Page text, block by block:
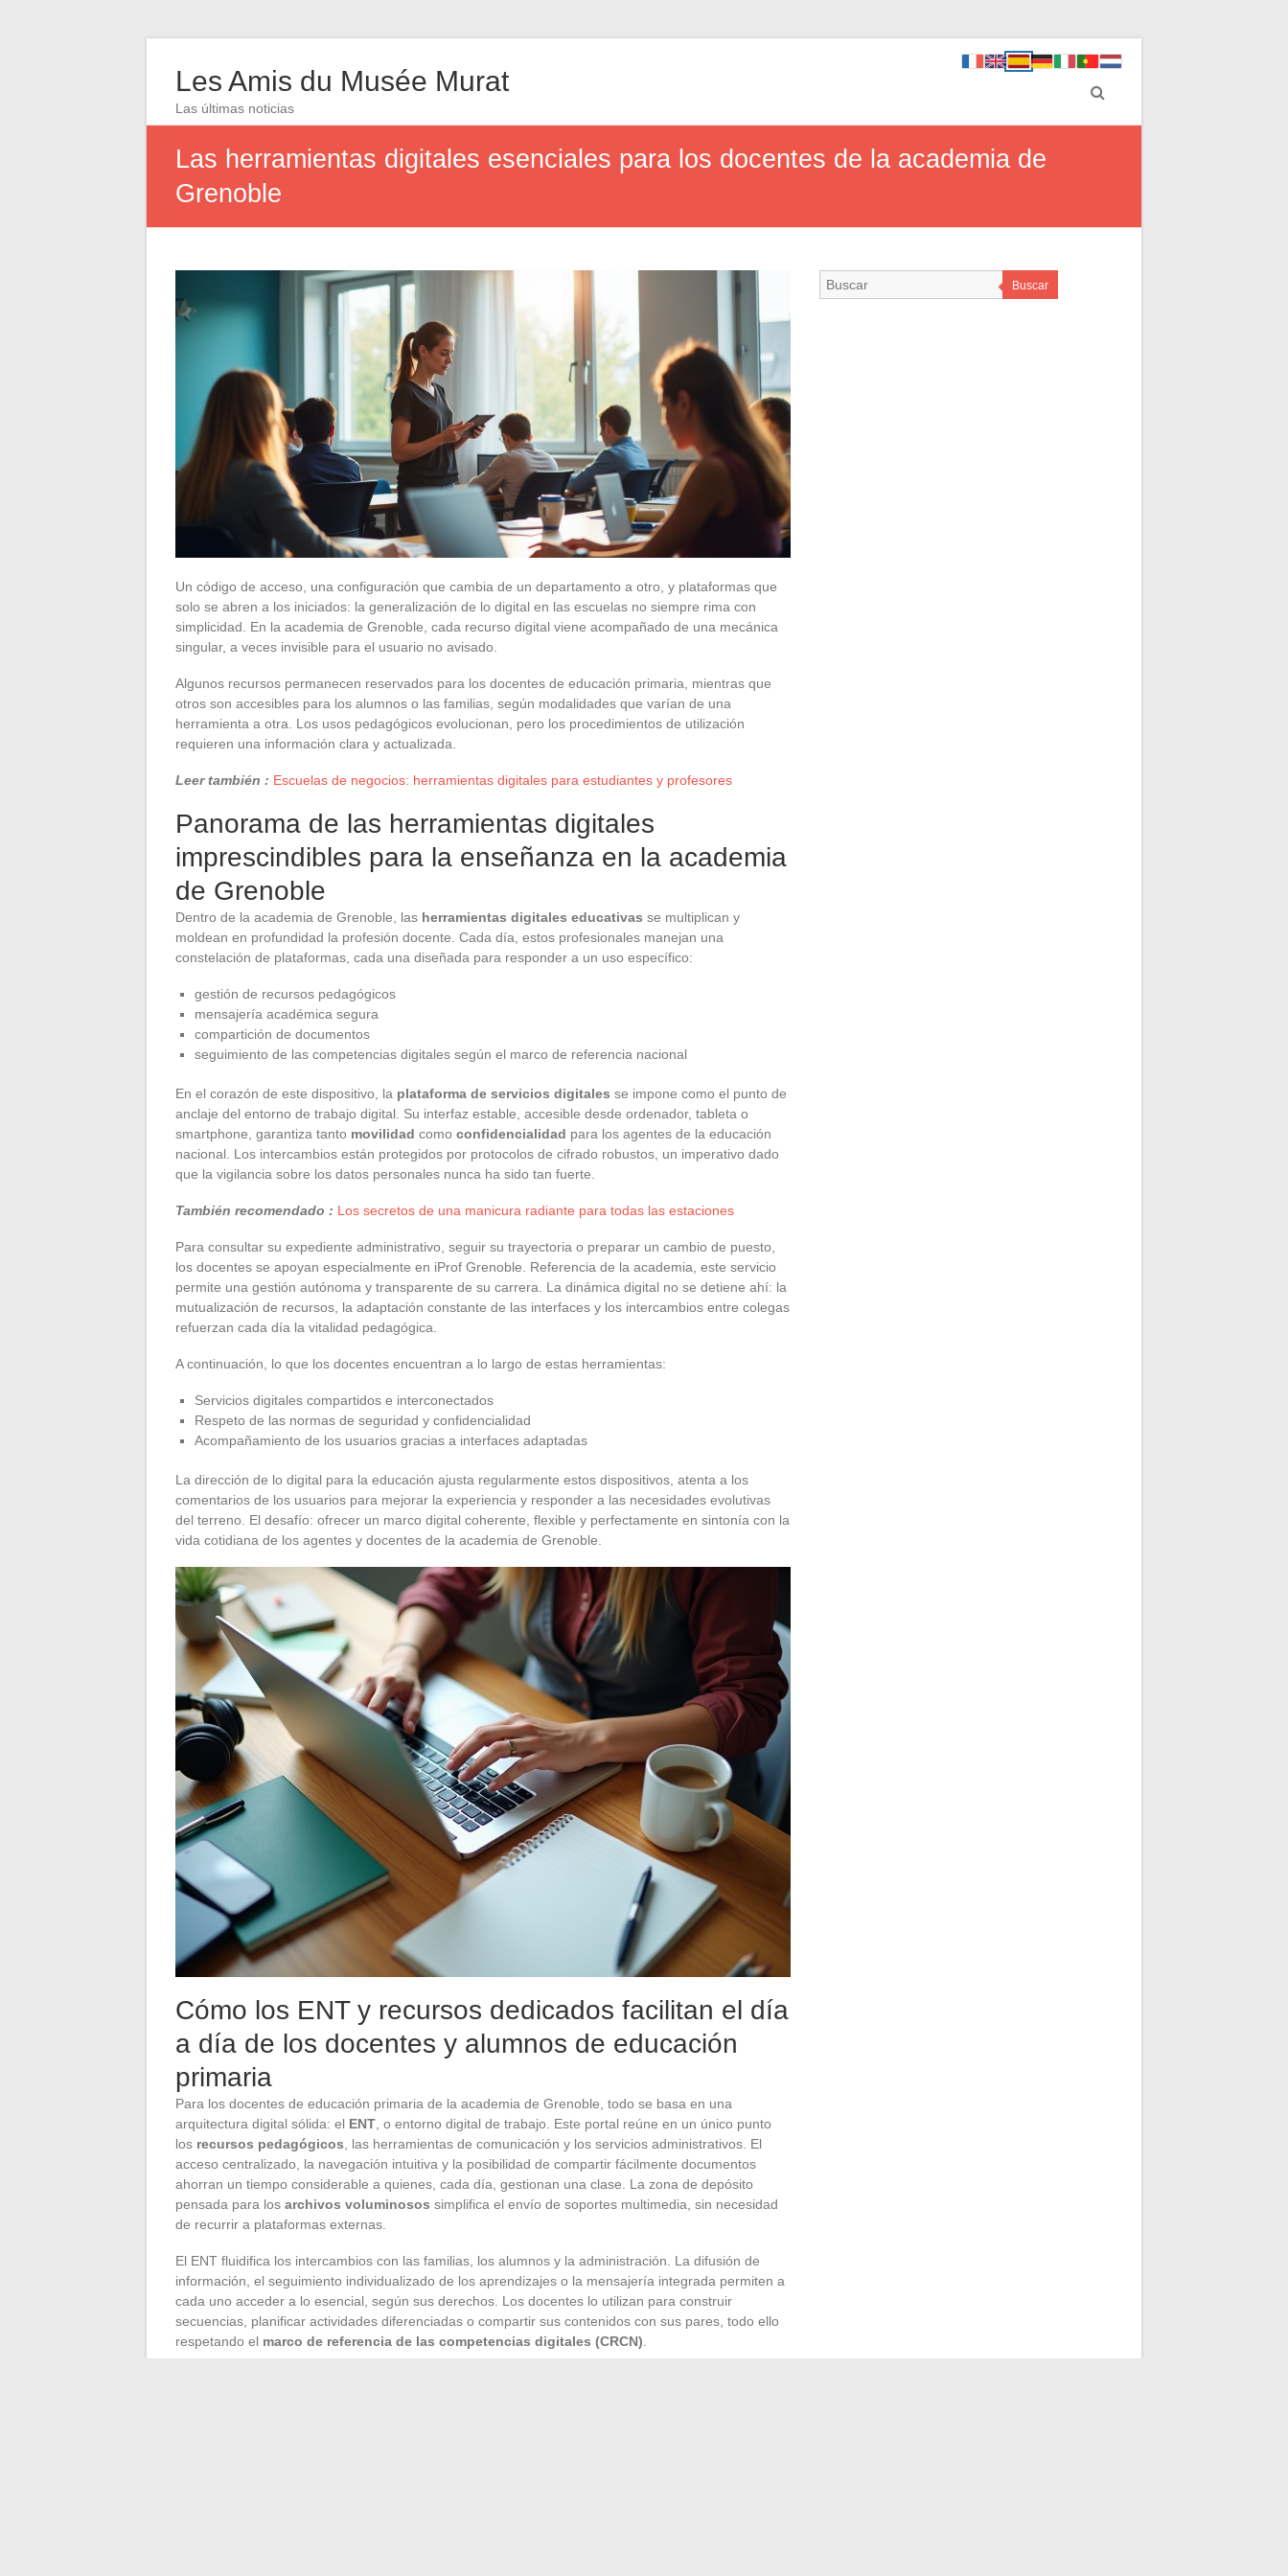
Les Amis du Musée Murat
Las últimas noticias
Las herramientas digitales esenciales para los docentes de la academia de
Grenoble
Un código de acceso, una configuración que cambia de un departamento a otro, y plataformas que
solo se abren a los iniciados: la generalización de lo digital en las escuelas no siempre rima con
simplicidad. En la academia de Grenoble, cada recurso digital viene acompañado de una mecánica
singular, a veces invisible para el usuario no avisado.
Algunos recursos permanecen reservados para los docentes de educación primaria, mientras que
otros son accesibles para los alumnos o las familias, según modalidades que varían de una
herramienta a otra. Los usos pedagógicos evolucionan, pero los procedimientos de utilización
requieren una información clara y actualizada.
Leer también : Escuelas de negocios: herramientas digitales para estudiantes y profesores
Panorama de las herramientas digitales
imprescindibles para la enseñanza en la academia
de Grenoble
Dentro de la academia de Grenoble, las herramientas digitales educativas se multiplican y
moldean en profundidad la profesión docente. Cada día, estos profesionales manejan una
constelación de plataformas, cada una diseñada para responder a un uso específico:
gestión de recursos pedagógicos
mensajería académica segura
compartición de documentos
seguimiento de las competencias digitales según el marco de referencia nacional
En el corazón de este dispositivo, la plataforma de servicios digitales se impone como el punto de
anclaje del entorno de trabajo digital. Su interfaz estable, accesible desde ordenador, tableta o
smartphone, garantiza tanto movilidad como confidencialidad para los agentes de la educación
nacional. Los intercambios están protegidos por protocolos de cifrado robustos, un imperativo dado
que la vigilancia sobre los datos personales nunca ha sido tan fuerte.
También recomendado : Los secretos de una manicura radiante para todas las estaciones
Para consultar su expediente administrativo, seguir su trayectoria o preparar un cambio de puesto,
los docentes se apoyan especialmente en iProf Grenoble. Referencia de la academia, este servicio
permite una gestión autónoma y transparente de su carrera. La dinámica digital no se detiene ahí: la
mutualización de recursos, la adaptación constante de las interfaces y los intercambios entre colegas
refuerzan cada día la vitalidad pedagógica.
A continuación, lo que los docentes encuentran a lo largo de estas herramientas:
Servicios digitales compartidos e interconectados
Respeto de las normas de seguridad y confidencialidad
Acompañamiento de los usuarios gracias a interfaces adaptadas
La dirección de lo digital para la educación ajusta regularmente estos dispositivos, atenta a los
comentarios de los usuarios para mejorar la experiencia y responder a las necesidades evolutivas
del terreno. El desafío: ofrecer un marco digital coherente, flexible y perfectamente en sintonía con la
vida cotidiana de los agentes y docentes de la academia de Grenoble.
Cómo los ENT y recursos dedicados facilitan el día
a día de los docentes y alumnos de educación
primaria
Para los docentes de educación primaria de la academia de Grenoble, todo se basa en una
arquitectura digital sólida: el ENT , o entorno digital de trabajo. Este portal reúne en un único punto
los recursos pedagógicos , las herramientas de comunicación y los servicios administrativos. El
acceso centralizado, la navegación intuitiva y la posibilidad de compartir fácilmente documentos
ahorran un tiempo considerable a quienes, cada día, gestionan una clase. La zona de depósito
pensada para los archivos voluminosos simplifica el envío de soportes multimedia, sin necesidad
de recurrir a plataformas externas.
El ENT fluidifica los intercambios con las familias, los alumnos y la administración. La difusión de
información, el seguimiento individualizado de los aprendizajes o la mensajería integrada permiten a
cada uno acceder a lo esencial, según sus derechos. Los docentes lo utilizan para construir
secuencias, planificar actividades diferenciadas o compartir sus contenidos con sus pares, todo ello
respetando el marco de referencia de las competencias digitales (CRCN)
Buscar